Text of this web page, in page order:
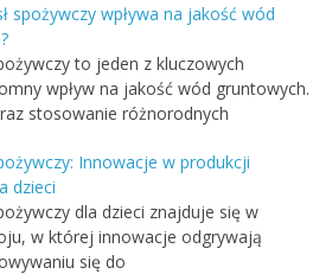
spożywczy wpływa na jakość wód
to jeden z kluczowych
wpływ na jakość wód gruntowych.
stosowanie różnorodnych
Innowacje w produkcji
dzieci
dla dzieci znajduje się w
w której innowacje odgrywają
się do